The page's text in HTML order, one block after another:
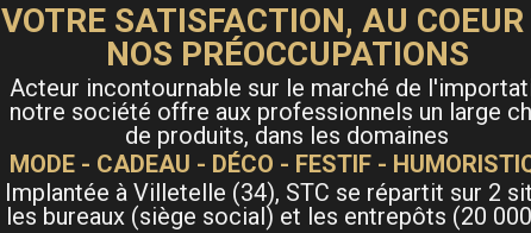
VOTRE SATISFACTION, AU COEUR
NOS PRÉOCCUPATIONS
Acteur incontournable sur le marché de
notre société offre aux professionnels un large
de produits, dans les domaines
MODE - CADEAU - DÉCO - FESTIF -
Implantée à Villetelle (34), STC se répartit sur 2
les bureaux (siège social) et les entrepôts (20